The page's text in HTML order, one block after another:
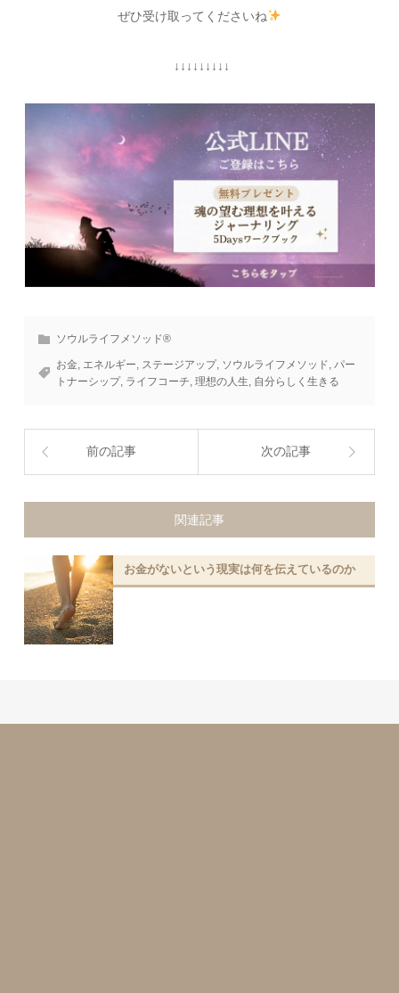
ぜひ受け取ってくださいね
↓↓↓↓↓↓↓↓↓
ソウルライフメソッド®
お金, エネルギー, ステージアップ, ソウルライフメソッド,パー
トナーシップ, ライフコーチ,理想の人生, 自分らしく生きる
前の記事 次の記事
関連記事
お金がないという現実は何を伝えているのか